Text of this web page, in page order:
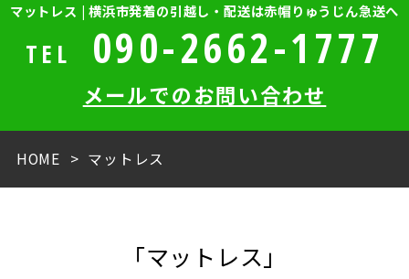
マットレス | 横浜市発着の引越し・配送は赤帽りゅうじん急送へ
TEL 090-2662-1777
メールでのお問い合わせ
HOME マットレス
「マットレス」